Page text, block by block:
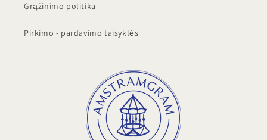
Grąžinimo politika
Pirkimo - pardavimo taisyklės